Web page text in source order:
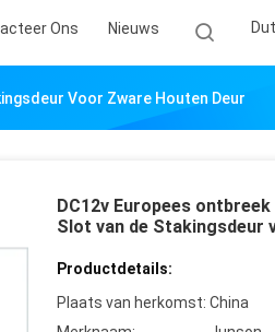
Ons Nieuws
Voor Zware Houten Deur
DC12v Europees
Slot van de Stakingsdeur
Productdetails:
Plaats van herkomst: China